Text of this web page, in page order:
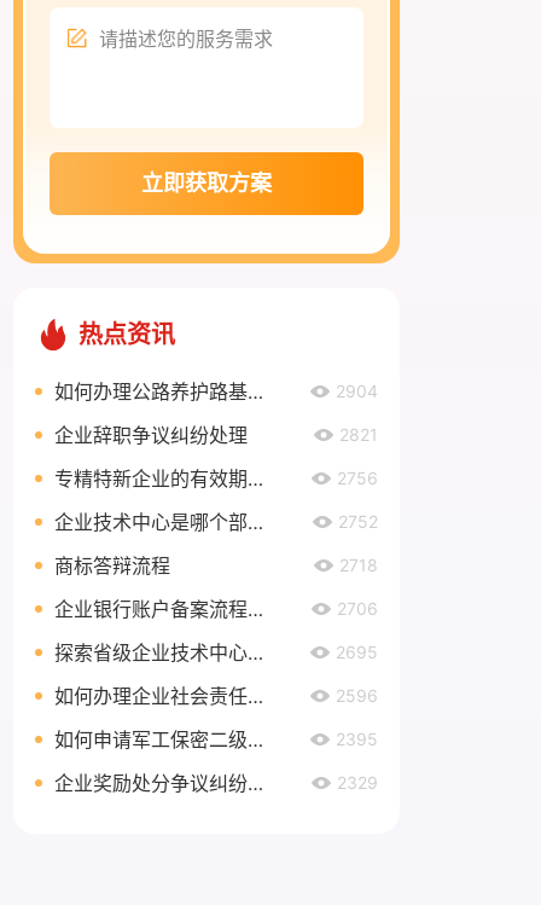
立即获取方案
热点资讯
如何办理公路养护路基路面乙级资质？ 2904
企业辞职争议纠纷处理 2821
专精特新企业的有效期有多久？ 2756
企业技术中心是哪个部门认定？ 2752
商标答辩流程 2718
企业银行账户备案流程是什么？ 2706
探索省级企业技术中心奖励政策，助力企业创新发展 2695
如何办理企业社会责任管理体系认证延期 2596
如何申请军工保密二级资质 2395
企业奖励处分争议纠纷处理 2329